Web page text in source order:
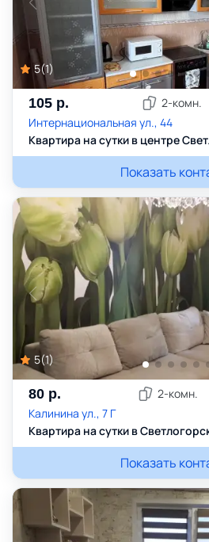
5(1)
105 р. 2-комн.
Интернациональная ул., 44
Квартира на сутки в центре
Показать
5(1)
80 р. 2-комн.
Калинина ул., 7 Г
Квартира на сутки в
Показать